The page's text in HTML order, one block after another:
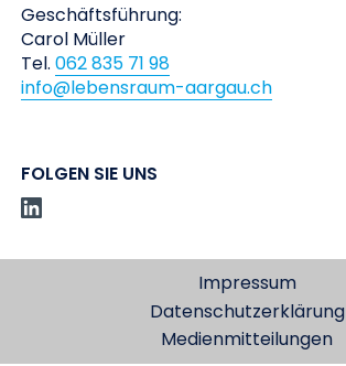
Geschäftsführung:
Carol Müller
Tel. 062 835 71 98
info@lebensraum-aargau.ch
FOLGEN SIE UNS
Impressum
Datenschutzerklärung
Medienmitteilungen